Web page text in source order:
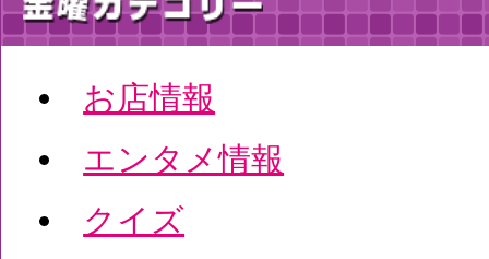
お店情報
エンタメ情報
クイズ